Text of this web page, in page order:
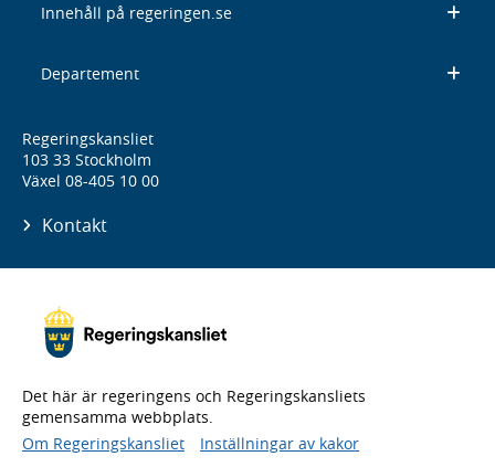
Innehåll på regeringen.se
Departement
Regeringskansliet
103 33 Stockholm
Växel 08-405 10 00
Kontakt
Det här är regeringens och Regeringskansliets
gemensamma webbplats.
Om Regeringskansliet
Inställningar av kakor